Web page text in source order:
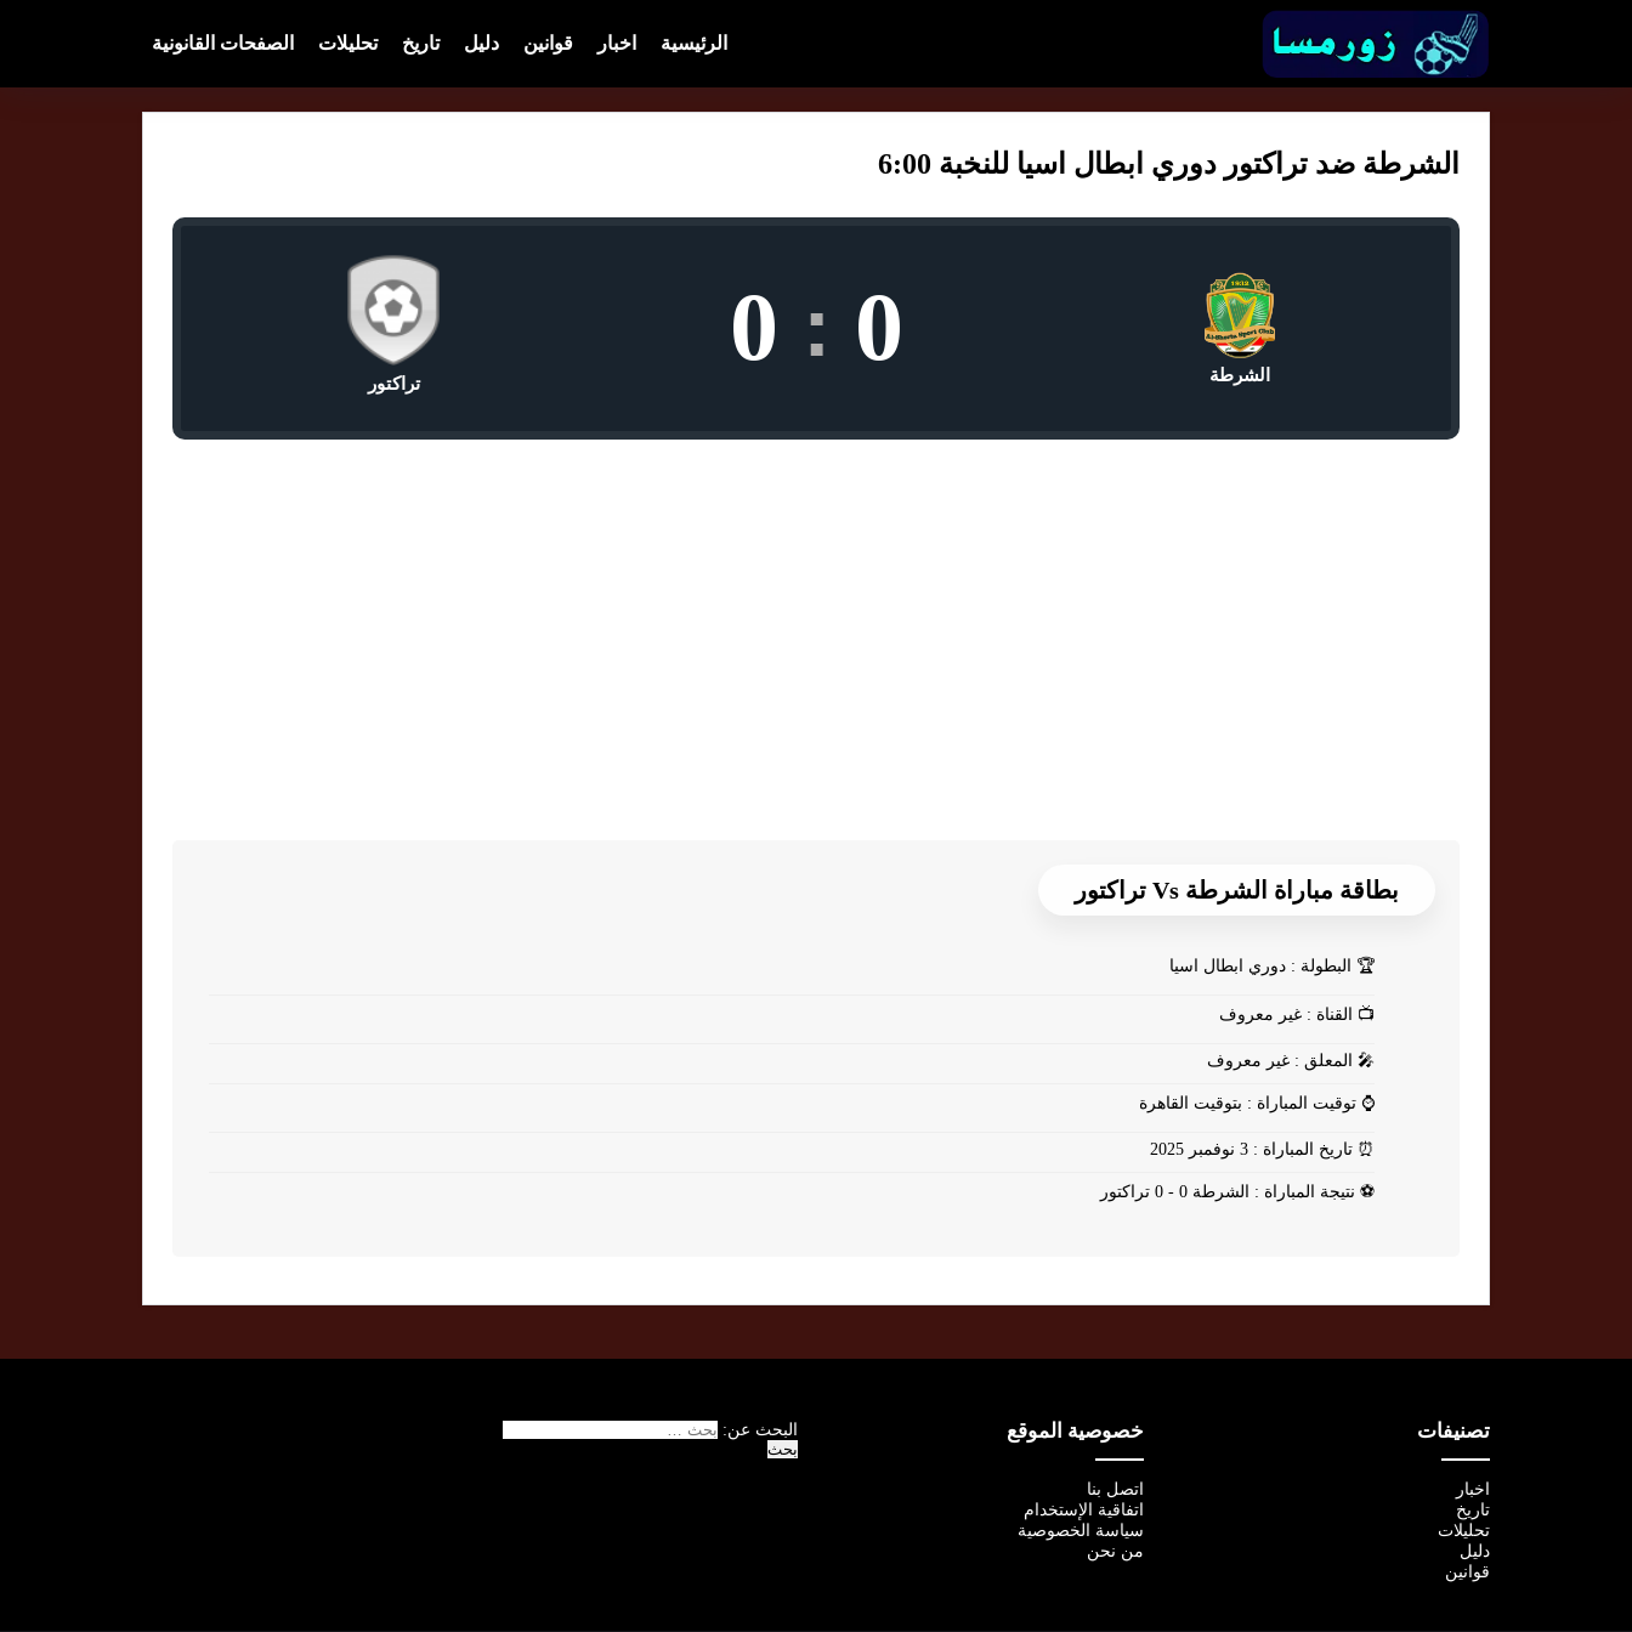
الرئيسية اخبار قوانين دليل تاريخ تحليلات الصفحات القانونية
الشرطة ضد تراكتور دوري ابطال اسيا للنخبة 6:00
الشرطة 0
:
0
تراكتور
بطاقة مباراة الشرطة Vs تراكتور
🏆 البطولة : دوري ابطال اسيا
📺 القناة : غير معروف
🎤 المعلق : غير معروف
⌚ توقيت المباراة : بتوقيت القاهرة
⏰ تاريخ المباراة : 3 نوفمبر 2025
⚽ نتيجة المباراة : الشرطة 0 - 0 تراكتور
تصنيفات
اخبار
تاريخ
تحليلات
دليل
قوانين
خصوصية الموقع
اتصل بنا
اتفاقية الإستخدام
سياسة الخصوصية
من نحن
البحث عن: